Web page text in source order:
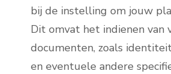
bij de instelling om jouw
Dit omvat het indienen van
documenten, zoals
en eventuele andere